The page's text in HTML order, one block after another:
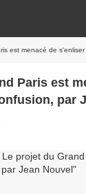
menacé de s'enliser
Paris est
par